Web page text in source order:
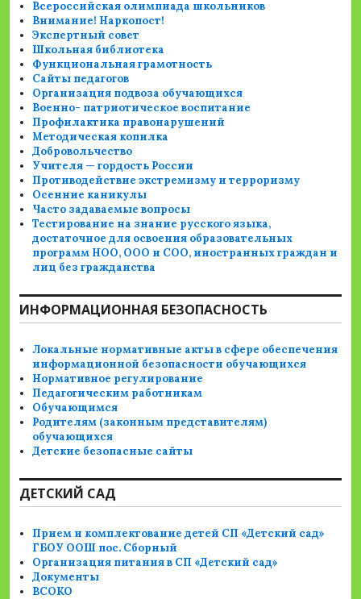
Всероссийская олимпиада школьников
Внимание! Наркопост!
Экспертный совет
Школьная библиотека
Функциональная грамотность
Сайты педагогов
Организация подвоза обучающихся
Военно- патриотическое воспитание
Профилактика правонарушений
Методическая копилка
Добровольчество
Учителя — гордость России
Противодействие экстремизму и терроризму
Осенние каникулы
Часто задаваемые вопросы
Тестирование на знание русского языка,
достаточное для освоения образовательных
программ НОО, ООО и СОО, иностранных граждан и
лиц без гражданства
ИНФОРМАЦИОННАЯ БЕЗОПАСНОСТЬ
Локальные нормативные акты в сфере обеспечения
информационной безопасности обучающихся
Нормативное регулирование
Педагогическим работникам
Обучающимся
Родителям (законным представителям)
обучающихся
Детские безопасные сайты
ДЕТСКИЙ САД
Прием и комплектование детей СП «Детский сад»
ГБОУ ООШ пос. Сборный
Организация питания в СП «Детский сад»
Документы
ВСОКО